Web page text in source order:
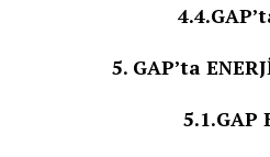
4.4.GAP’ta
5. GAP’ta
5.1.GAP